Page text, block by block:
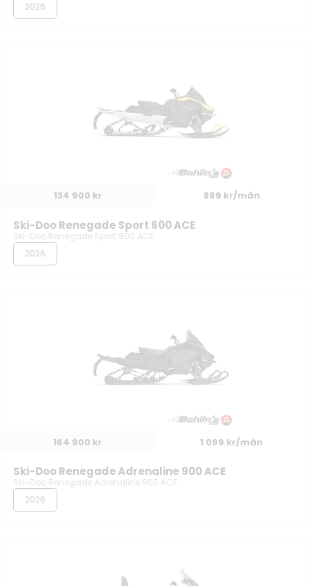
2026
134 900 kr 899 kr/mån
Ski-Doo Renegade Sport 600 ACE
Ski-Doo Renegade Sport 600 ACE
2026
164 900 kr 1 099 kr/mån
Ski-Doo Renegade Adrenaline 900 ACE
Ski-Doo Renegade Adrenaline 900 ACE
2026